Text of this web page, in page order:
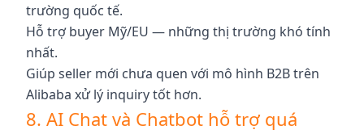
trường quốc tế.
Hỗ trợ buyer Mỹ/EU — những thị trường khó tính
nhất.
Giúp seller mới chưa quen với mô hình B2B trên
Alibaba xử lý inquiry tốt hơn.
8. AI Chat và Chatbot hỗ trợ quá